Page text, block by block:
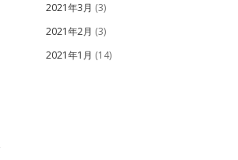
2021年3月 (3)
2021年2月 (3)
2021年1月 (14)